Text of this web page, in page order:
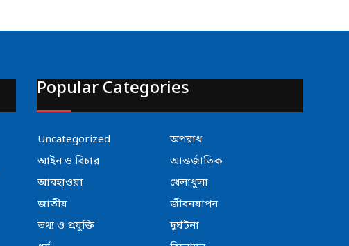
Popular Categories
Uncategorized
অপরাধ
আইন ও বিচার
আন্তর্জাতিক
আবহাওয়া
খেলাধুলা
জাতীয়
জীবনযাপন
তথ্য ও প্রযুক্তি
দুর্ঘটনা